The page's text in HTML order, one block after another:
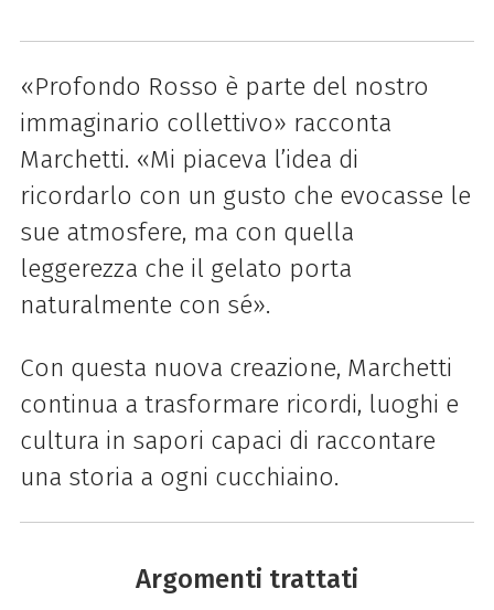
«Profondo Rosso è parte del nostro
immaginario collettivo» racconta
Marchetti. «Mi piaceva l’idea di
ricordarlo con un gusto che evocasse le
sue atmosfere, ma con quella
leggerezza che il gelato porta
naturalmente con sé».
Con questa nuova creazione, Marchetti
continua a trasformare ricordi, luoghi e
cultura in sapori capaci di raccontare
una storia a ogni cucchiaino.
Argomenti trattati